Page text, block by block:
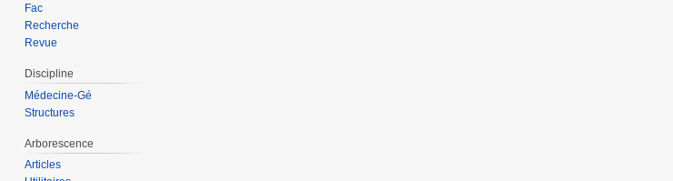
Fac
Recherche
Revue
Discipline
Médecine-Gé
Structures
Arborescence
Articles